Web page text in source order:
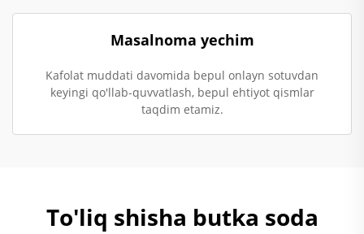
Masalnoma yechim
Kafolat muddati davomida bepul onlayn sotuvdan
keyingi qo'llab-quvvatlash, bepul ehtiyot qismlar
taqdim etamiz.
To'liq shisha butka soda